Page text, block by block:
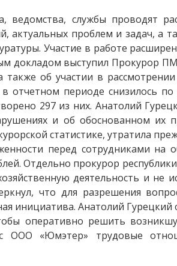
ведомства, службы проводят
актуальных проблем и задач, а
Участие в работе
докладом выступил Прокурор
об участии в рассмотрении
отчетном периоде снизилось
297 из них. Анатолий
и об обоснованном их
статистике, утратила
перед сотрудниками
Отдельно прокурор
деятельность и не
что для разрешения
инициатива. Анатолий Гурецкий
оперативно решить
ООО «Юмэтер» трудовые